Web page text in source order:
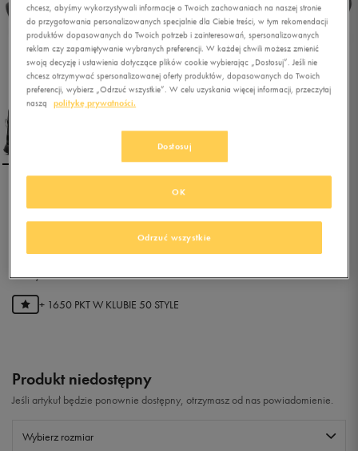
ADIDAS TERREX CHOLEAH
PADDED CP
0.0(0)
329,99złz Vat
+ 1650 PKT W KLUBIE 50 STYLE
Produkt niedostępny
Jeśli artykuł będzie ponownie dostępny, otrzymasz od nas powiadomienie.
Wybierz rozmiar
chcesz, abyśmy wykorzystywali informacje o Twoich zachowaniach na naszej stronie
do przygotowania personalizowanych specjalnie dla Ciebie treści, w tym rekomendacji
produktów dopasowanych do Twoich potrzeb i zainteresowań, spersonalizowanych
reklam czy zapamiętywanie wybranych preferencji. W każdej chwili możesz zmienić
swoją decyzję i ustawienia dotyczące plików cookie wybierając „Dostosuj”. Jeśli nie
chcesz otrzymywać spersonalizowanej oferty produktów, dopasowanych do Twoich
preferencji, wybierz „Odrzuć wszystkie”. W celu uzyskania więcej informacji, przeczytaj
naszą
politykę prywatności.
Dostosuj
Odrzuć wszystkie
OK